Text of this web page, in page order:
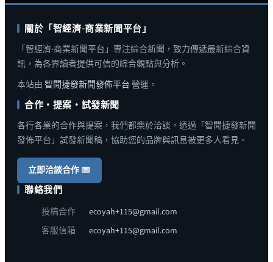
關於「智經濟-商業新聞平台」
「智經濟-商業新聞平台」專注綜合新聞，致力傳遞最新綜合資
訊，為各界讀者提供可信的綜合觀點與分析。
本站由 智聞捷發新聞發佈平台 營運。
合作・提案・試發新聞
各行各業的合作與提案，我們都樂於洽談。透過「智聞捷發新聞
發佈平台」試發新聞稿，協助您的品牌與訊息被更多人看見。
立即洽談合作
聯絡我們
投稿合作
ecoyah+115@gmail.com
客服信箱
ecoyah+115@gmail.com